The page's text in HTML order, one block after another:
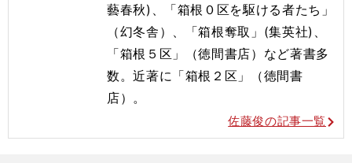
藝春秋)、「箱根０区を駆ける者たち」
（幻冬舎）、「箱根奪取」(集英社)、
「箱根５区」（徳間書店）など著書多
数。近著に「箱根２区」（徳間書
店）。
佐藤俊の記事一覧